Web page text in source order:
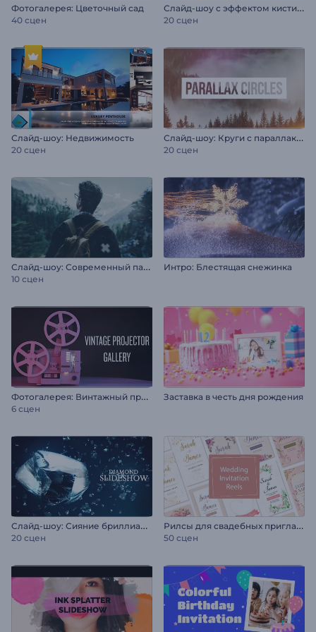
Фотогалерея: Цветочный сад
40 сцен
С
лайд-шоу с эффектом кисти гранж
20 сцен
Слайд-шоу: Недвижимость
20 сцен
С
лайд-шоу: Круги с параллакс-эффектом
20 сцен
С
лайд-шоу: Современный параллакс
10 сцен
Интро: Блестящая снежинка
Ф
отогалерея: Винтажный проектор
6 сцен
Заставка в честь дня рождения
С
лайд-шоу: Сияние бриллиантов
20 сцен
Р
илсы для свадебных приглашений
50 сцен